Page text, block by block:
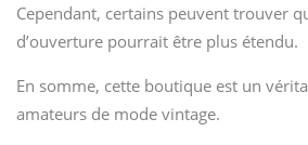
Cependant, certains peuvent trouver
d’ouverture pourrait être plus étendu.
En somme, cette boutique est un
amateurs de mode vintage.